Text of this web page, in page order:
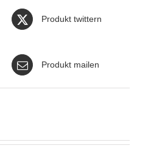
Produkt twittern
Produkt mailen